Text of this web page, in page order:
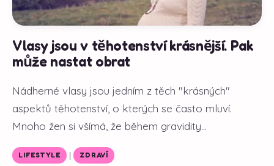
Vlasy jsou v těhotenství krásnější. Pak
může nastat obrat
Nádherné vlasy jsou jedním z těch "krásných"
aspektů těhotenství, o kterých se často mluví.
Mnoho žen si všímá, že během gravidity...
LIFESTYLE | ZDRAVÍ